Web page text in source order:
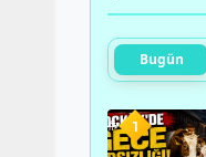
Bugün
1